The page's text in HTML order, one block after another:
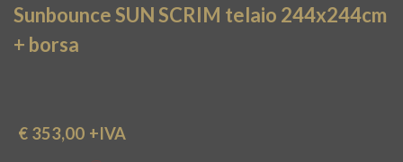
Sunbounce SUN SCRIM telaio 244x244cm
+ borsa
€ 353,00 +IVA